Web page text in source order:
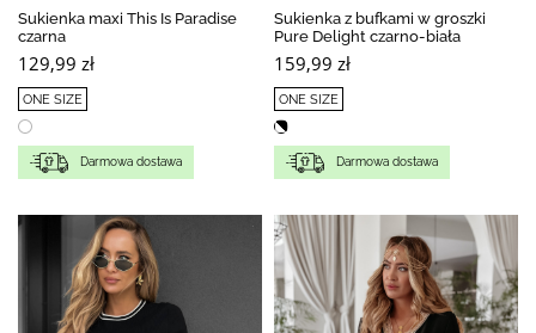
Sukienka maxi This Is Paradise
czarna
129,99 zł
ONE SIZE
Darmowa dostawa
Sukienka z bufkami w groszki
Pure Delight czarno-biała
159,99 zł
ONE SIZE
Darmowa dostawa